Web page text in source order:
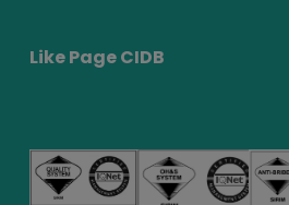
Like Page CIDB